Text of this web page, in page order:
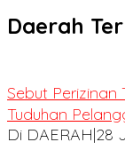
Daerah
Sebut Perizinan
Tuduhan
Di DAERAH|28